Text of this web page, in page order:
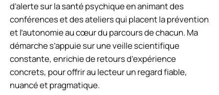
d’alerte sur la santé psychique en animant des
conférences et des ateliers qui placent la prévention
et l’autonomie au cœur du parcours de chacun. Ma
démarche s’appuie sur une veille scientifique
constante, enrichie de retours d’expérience
concrets, pour offrir au lecteur un regard fiable,
nuancé et pragmatique.